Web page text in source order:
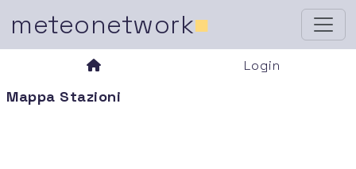
meteonetwork■
Login
Mappa Stazioni